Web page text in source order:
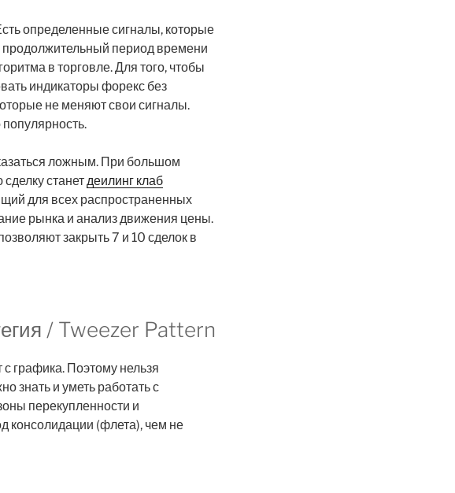
определенные сигналы, которые
продолжительный период времени
в торговле. Для того, чтобы
индикаторы форекс без
не меняют свои сигналы.
ложным. При большом
станет деилинг клаб
для всех распространенных
рынка и анализ движения цены.
закрыть 7 и 10 сделок в
/ Tweezer Pattern
графика. Поэтому нельзя
знать и уметь работать с
перекупленности и
консолидации (флета), чем не